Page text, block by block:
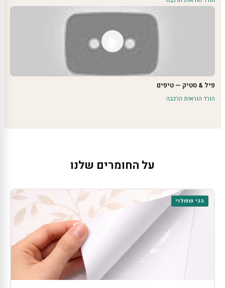
פיל & סטיק — טיפים
הורד הוראות הרכבה
על החומרים שלנו
הכי פופולרי